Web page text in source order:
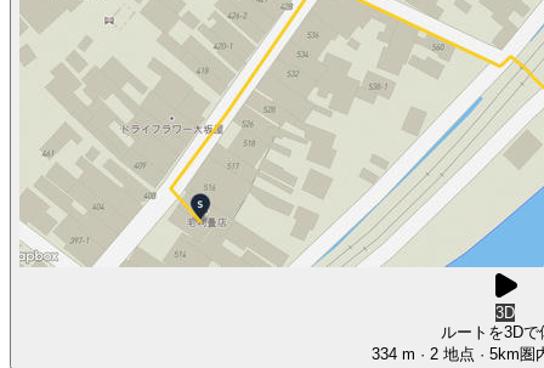
3D
ルートを3Dで
334 m · 2 地点 · 5km圏